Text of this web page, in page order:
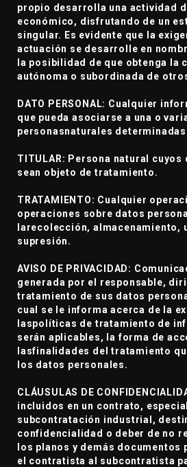
propio desarrolla una actividad
económico, disfrutando de un
singular. Es evidente que la
actuación se desarrolle en
la posibilidad de que obtenga la
autónoma o subordinada de
DATO PERSONAL: Cualquier
que pueda asociarse a una o
personasnaturales
TITULAR: Persona natural
sean objeto de tratamiento.
TRATAMIENTO: Cualquier
operaciones sobre datos
larecolección, almacenamiento,
supresión.
AVISO DE PRIVACIDAD:
generada por el responsable,
tratamiento de sus datos
cual se le informa acerca de la
laspolíticas de tratamiento de
serán aplicables, la forma de
lasfinalidades del tratamiento
los datos personales.
CLÁUSULAS DE
incluidos en un contrato,
subcontratación industrial,
confidencialidad o deber de no
los planos y demás
el contratista al subcontratista